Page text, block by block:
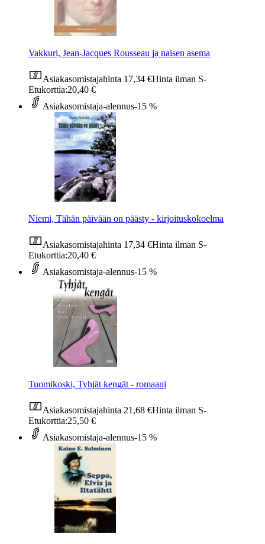
Vakkuri, Jean-Jacques Rousseau ja naisen asema
Asiakasomistajahinta 17,34 €Hinta ilman S-
Etukorttia:20,40 €
Asiakasomistaja-alennus-15 %
Niemi, Tähän päivään on päästy - kirjoituskokoelma
Asiakasomistajahinta 17,34 €Hinta ilman S-
Etukorttia:20,40 €
Asiakasomistaja-alennus-15 %
Tuomikoski, Tyhjät kengät - romaani
Asiakasomistajahinta 21,68 €Hinta ilman S-
Etukorttia:25,50 €
Asiakasomistaja-alennus-15 %